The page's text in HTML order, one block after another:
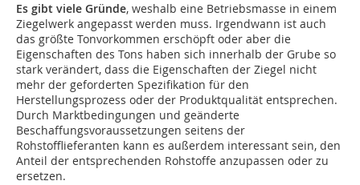
Es gibt viele Gründe, weshalb eine Betriebsmasse in einem
Ziegelwerk angepasst werden muss. Irgendwann ist auch
das größte Tonvorkommen erschöpft oder aber die
Eigenschaften des Tons haben sich innerhalb der Grube so
stark verändert, dass die Eigenschaften der Ziegel nicht
mehr der geforderten Spezifikation für den
Herstellungsprozess oder der Produktqualität entsprechen.
Durch Marktbedingungen und geänderte
Beschaffungsvoraussetzungen seitens der
Rohstofflieferanten kann es außerdem interessant sein, den
Anteil der entsprechenden Rohstoffe anzupassen oder zu
ersetzen.